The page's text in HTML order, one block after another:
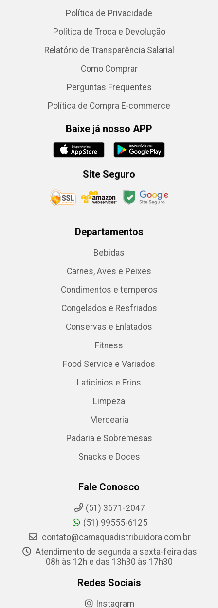
Política de Privacidade
Política de Troca e Devolução
Relatório de Transparência Salarial
Como Comprar
Perguntas Frequentes
Política de Compra E-commerce
Baixe já nosso APP
Site Seguro
Departamentos
Bebidas
Carnes, Aves e Peixes
Condimentos e temperos
Congelados e Resfriados
Conservas e Enlatados
Fitness
Food Service e Variados
Laticínios e Frios
Limpeza
Mercearia
Padaria e Sobremesas
Snacks e Doces
Fale Conosco
(51) 3671-2047
(51) 99555-6125
contato@camaquadistribuidora.com.br
Atendimento de segunda a sexta-feira das
08h às 12h e das 13h30 às 17h30
Redes Sociais
Instagram